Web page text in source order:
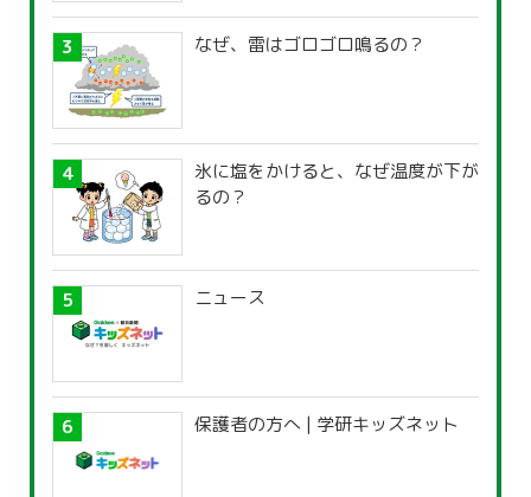
なぜ、雷はゴロゴロ鳴るの？
氷に塩をかけると、なぜ温度が下が
るの？
ニュース
保護者の方へ | 学研キッズネット